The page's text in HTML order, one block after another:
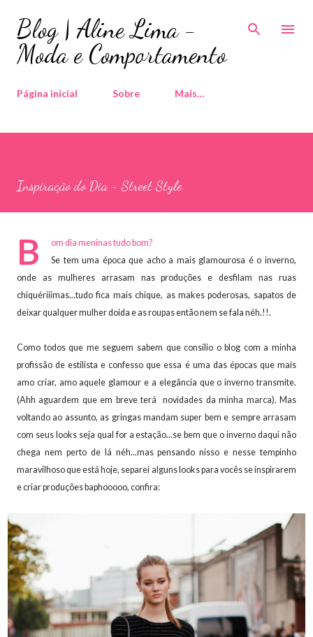
Pular para o conteúdo principal
Blog | Aline Lima -
Moda e Comportamento
Página inicial Sobre Mais…
Inspiração do Dia - Street Style
B
om dia meninas tudo bom?
Se tem uma época que acho a mais glamourosa é o inverno,
onde as mulheres arrasam nas produções e desfilam nas ruas
chiquériiimas...tudo fica mais chique, as makes poderosas, sapatos de
deixar qualquer mulher doida e as roupas então nem se fala néh.!!.
Como todos que me seguem sabem que consílio o blog com a minha
profissão de estilista e confesso que essa é uma das épocas que mais
amo criar, amo aquele glamour e a elegância que o inverno transmite.
(Ahh aguardem que em breve terá novidades da minha marca). Mas
voltando ao assunto, as gringas mandam super bem e sempre arrasam
com seus looks seja qual for a estação...se bem que o inverno daqui não
chega nem perto de lá néh...mas pensando nisso e nesse tempinho
maravilhoso que está hoje, separei alguns looks para vocês se inspirarem
e criar produções baphooooo, confira: